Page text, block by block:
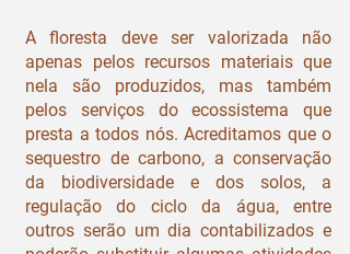
A floresta deve ser valorizada não
apenas pelos recursos materiais que
nela são produzidos, mas também
pelos serviços do ecossistema que
presta a todos nós. Acreditamos que o
sequestro de carbono, a conservação
da biodiversidade e dos solos, a
regulação do ciclo da água, entre
outros serão um dia contabilizados e